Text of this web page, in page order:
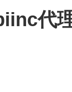
代